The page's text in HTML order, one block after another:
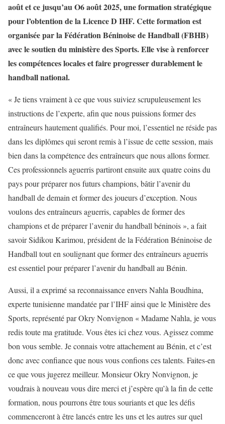
août et ce jusqu’au O6 août 2025, une formation stratégique
pour l’obtention de la Licence D IHF. Cette formation est
organisée par la Fédération Béninoise de Handball (FBHB)
avec le soutien du ministère des Sports. Elle vise à renforcer
les compétences locales et faire progresser durablement le
handball national.
« Je tiens vraiment à ce que vous suiviez scrupuleusement les
instructions de l’experte, afin que nous puissions former des
entraîneurs hautement qualifiés. Pour moi, l’essentiel ne réside pas
dans les diplômes qui seront remis à l’issue de cette session, mais
bien dans la compétence des entraîneurs que nous allons former.
Ces professionnels aguerris partiront ensuite aux quatre coins du
pays pour préparer nos futurs champions, bâtir l’avenir du
handball de demain et former des joueurs d’exception. Nous
voulons des entraîneurs aguerris, capables de former des
champions et de préparer l’avenir du handball béninois », a fait
savoir Sidikou Karimou, président de la Fédération Béninoise de
Handball tout en soulignant que former des entraîneurs aguerris
est essentiel pour préparer l’avenir du handball au Bénin.
Aussi, il a exprimé sa reconnaissance envers Nahla Boudhina,
experte tunisienne mandatée par l’IHF ainsi que le Ministère des
Sports, représenté par Okry Nonvignon « Madame Nahla, je vous
redis toute ma gratitude. Vous êtes ici chez vous. Agissez comme
bon vous semble. Je connais votre attachement au Bénin, et c’est
donc avec confiance que nous vous confions ces talents. Faites-en
ce que vous jugerez meilleur. Monsieur Okry Nonvignon, je
voudrais à nouveau vous dire merci et j’espère qu’à la fin de cette
formation, nous pourrons être tous souriants et que les défis
commenceront à être lancés entre les uns et les autres sur quel